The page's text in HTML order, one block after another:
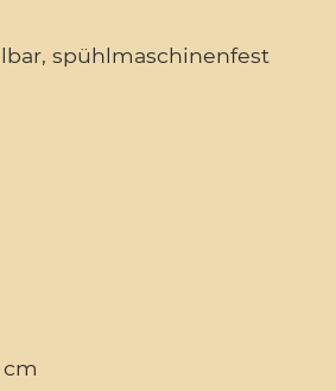
spühlmaschinenfest
cm